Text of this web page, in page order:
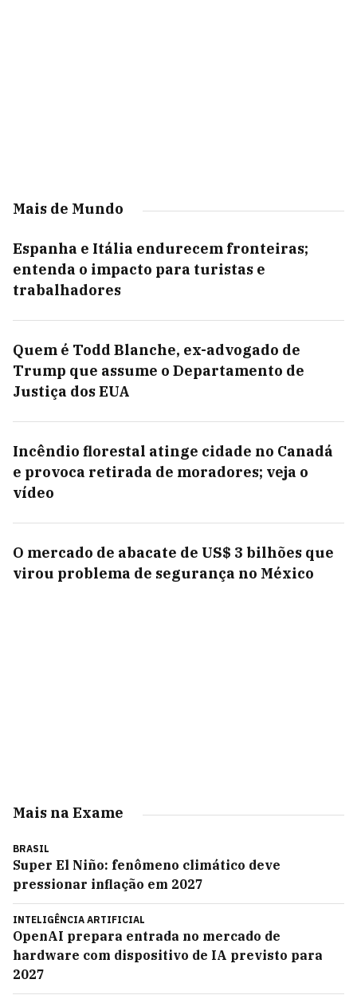
Mais de Mundo
Espanha e Itália endurecem fronteiras;
entenda o impacto para turistas e
trabalhadores
Quem é Todd Blanche, ex-advogado de
Trump que assume o Departamento de
Justiça dos EUA
Incêndio florestal atinge cidade no Canadá
e provoca retirada de moradores; veja o
vídeo
O mercado de abacate de US$ 3 bilhões que
virou problema de segurança no México
Mais na Exame
BRASIL
Super El Niño: fenômeno climático deve
pressionar inflação em 2027
INTELIGÊNCIA ARTIFICIAL
OpenAI prepara entrada no mercado de
hardware com dispositivo de IA previsto para
2027